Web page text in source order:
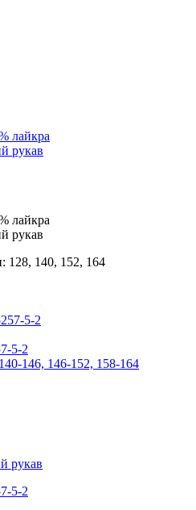
лайкра
рукав
лайкра
рукав
: 128, 140, 152, 164
5-2
146, 146-152, 158-164
рукав
5-2